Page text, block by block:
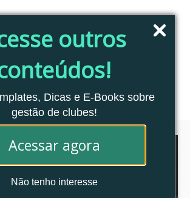
outros
Dicas e E-Books sobre
gestão de clubes!
Acessar agora
Não tenho interesse
Associados